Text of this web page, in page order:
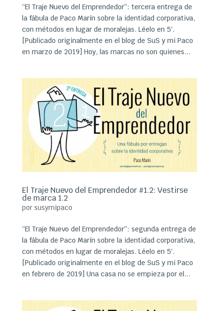
“El Traje Nuevo del Emprendedor”: tercera entrega de
la fábula de Paco Marín sobre la identidad corporativa,
con métodos en lugar de moralejas. Léelo en 5′.
[Publicado originalmente en el blog de SuS y mi Paco
en marzo de 2019] Hoy, las marcas no son quienes...
El Traje Nuevo del Emprendedor #1.2: Vestirse
de marca 1.2
por susymipaco
“El Traje Nuevo del Emprendedor”: segunda entrega de
la fábula de Paco Marín sobre la identidad corporativa,
con métodos en lugar de moralejas. Léelo en 5′.
[Publicado originalmente en el blog de SuS y mi Paco
en febrero de 2019] Una casa no se empieza por el...